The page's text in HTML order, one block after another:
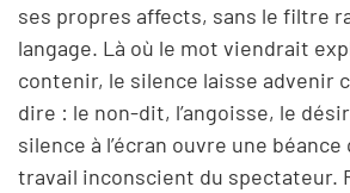
ses propres affects, sans le filtre
langage. Là où le mot viendrait
contenir, le silence laisse advenir
dire : le non-dit, l’angoisse, le
silence à l’écran ouvre une
travail inconscient du spectateur.